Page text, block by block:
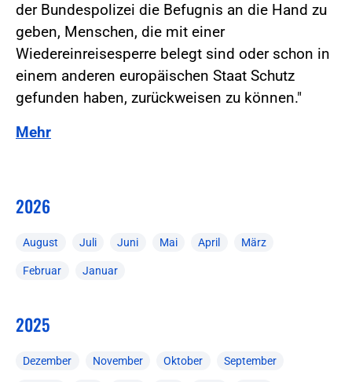
der Bundespolizei die Befugnis an die Hand zu
geben, Menschen, die mit einer
Wiedereinreisesperre belegt sind oder schon in
einem anderen europäischen Staat Schutz
gefunden haben, zurückweisen zu können."
Mehr
2026
August Juli Juni Mai April März
Februar Januar
2025
Dezember November Oktober September